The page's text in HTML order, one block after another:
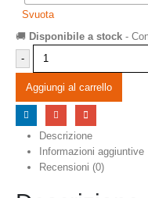
Svuota
🚚 Disponibile a stock -
-
Aggiungi al carrello
Descrizione
Informazioni aggiuntive
Recensioni (0)